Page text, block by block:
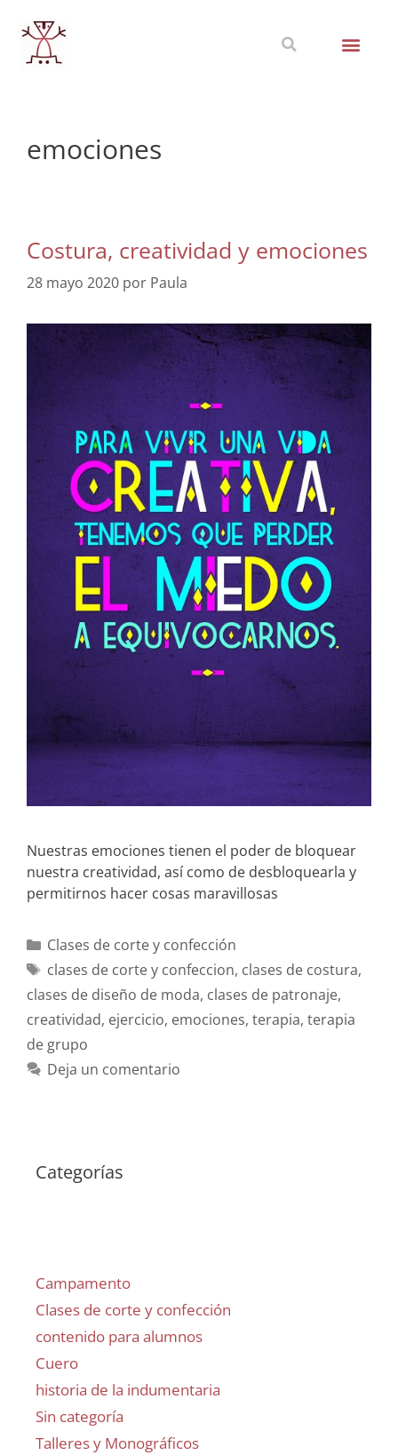
emociones
Costura, creatividad y emociones
28 mayo 2020 por Paula
Nuestras emociones tienen el poder de bloquear
nuestra creatividad, así como de desbloquearla y
permitirnos hacer cosas maravillosas
Clases de corte y confección
clases de corte y confeccion, clases de costura,
clases de diseño de moda, clases de patronaje,
creatividad, ejercicio, emociones, terapia, terapia
de grupo
Deja un comentario
Categorías
Campamento
Clases de corte y confección
contenido para alumnos
Cuero
historia de la indumentaria
Sin categoría
Talleres y Monográficos